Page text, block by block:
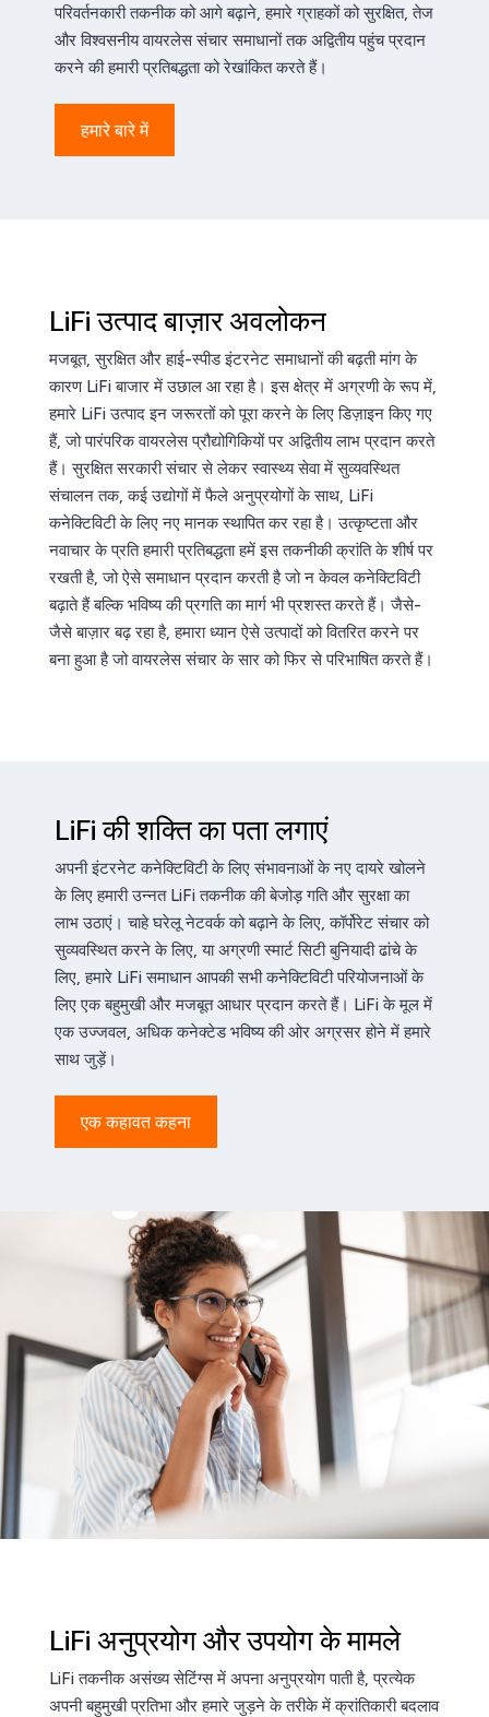
परिवर्तनकारी तकनीक को आगे बढ़ाने, हमारे ग्राहकों को सुरक्षित, तेज
और विश्वसनीय वायरलेस संचार समाधानों तक अद्वितीय पहुंच प्रदान
करने की हमारी प्रतिबद्धता को रेखांकित करते हैं।
हमारे बारे में
LiFi उत्पाद बाज़ार अवलोकन
मजबूत, सुरक्षित और हाई-स्पीड इंटरनेट समाधानों की बढ़ती मांग के
कारण LiFi बाजार में उछाल आ रहा है। इस क्षेत्र में अग्रणी के रूप में,
हमारे LiFi उत्पाद इन जरूरतों को पूरा करने के लिए डिज़ाइन किए गए
हैं, जो पारंपरिक वायरलेस प्रौद्योगिकियों पर अद्वितीय लाभ प्रदान करते
हैं। सुरक्षित सरकारी संचार से लेकर स्वास्थ्य सेवा में सुव्यवस्थित
संचालन तक, कई उद्योगों में फैले अनुप्रयोगों के साथ, LiFi
कनेक्टिविटी के लिए नए मानक स्थापित कर रहा है। उत्कृष्टता और
नवाचार के प्रति हमारी प्रतिबद्धता हमें इस तकनीकी क्रांति के शीर्ष पर
रखती है, जो ऐसे समाधान प्रदान करती है जो न केवल कनेक्टिविटी
बढ़ाते हैं बल्कि भविष्य की प्रगति का मार्ग भी प्रशस्त करते हैं। जैसे-
जैसे बाज़ार बढ़ रहा है, हमारा ध्यान ऐसे उत्पादों को वितरित करने पर
बना हुआ है जो वायरलेस संचार के सार को फिर से परिभाषित करते हैं।
LiFi की शक्ति का पता लगाएं
अपनी इंटरनेट कनेक्टिविटी के लिए संभावनाओं के नए दायरे खोलने
के लिए हमारी उन्नत LiFi तकनीक की बेजोड़ गति और सुरक्षा का
लाभ उठाएं। चाहे घरेलू नेटवर्क को बढ़ाने के लिए, कॉर्पोरेट संचार को
सुव्यवस्थित करने के लिए, या अग्रणी स्मार्ट सिटी बुनियादी ढांचे के
लिए, हमारे LiFi समाधान आपकी सभी कनेक्टिविटी परियोजनाओं के
लिए एक बहुमुखी और मजबूत आधार प्रदान करते हैं। LiFi के मूल में
एक उज्जवल, अधिक कनेक्टेड भविष्य की ओर अग्रसर होने में हमारे
साथ जुड़ें।
एक कहावत कहना
LiFi अनुप्रयोग और उपयोग के मामले
LiFi तकनीक असंख्य सेटिंग्स में अपना अनुप्रयोग पाती है, प्रत्येक
अपनी बहुमुखी प्रतिभा और हमारे जुड़ने के तरीके में क्रांतिकारी बदलाव